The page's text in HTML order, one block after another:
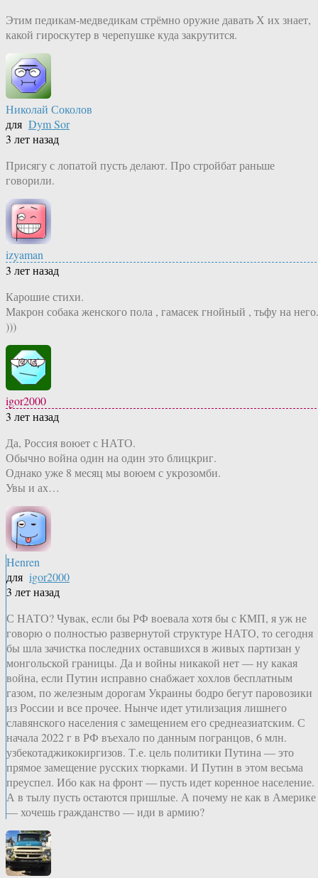
Этим педикам-медведикам стрёмно оружие давать Х их знает,
какой гироскутер в черепушке куда закрутится.
Николай Соколов
для Dym Sor
3 лет назад
Присягу с лопатой пусть делают. Про стройбат раньше
говорили.
izyaman
3 лет назад
Карошие стихи.
Макрон собака женского пола , гамасек гнойный , тьфу на него.
)))
igor2000
3 лет назад
Да, Россия воюет с НАТО.
Обычно война один на один это блицкриг.
Однако уже 8 месяц мы воюем с укрозомби.
Увы и ах…
Henren
для igor2000
3 лет назад
С НАТО? Чувак, если бы РФ воевала хотя бы с КМП, я уж не
говорю о полностью развернутой структуре НАТО, то сегодня
бы шла зачистка последних оставшихся в живых партизан у
монгольской границы. Да и войны никакой нет — ну какая
война, если Путин исправно снабжает хохлов бесплатным
газом, по железным дорогам Украины бодро бегут паровозики
из России и все прочее. Нынче идет утилизация лишнего
славянского населения с замещением его среднеазиатским. С
начала 2022 г в РФ въехало по данным погранцов, 6 млн.
узбекотаджикокиргизов. Т.е. цель политики Путина — это
прямое замещение русских тюрками. И Путин в этом весьма
преуспел. Ибо как на фронт — пусть идет коренное население.
А в тылу пусть остаются пришлые. А почему не как в Америке
— хочешь гражданство — иди в армию?